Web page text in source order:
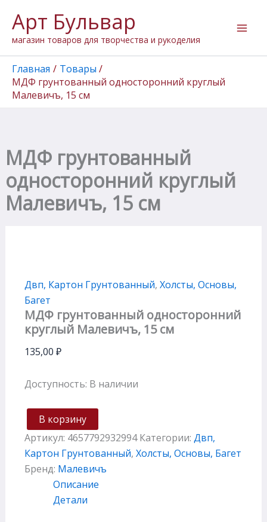
содержимому
Арт Бульвар
магазин товаров для творчества и рукоделия
Главная
Товары
МДФ грунтованный односторонний круглый
Малевичъ, 15 см
МДФ грунтованный
односторонний круглый
Малевичъ, 15 см
Двп, Картон Грунтованный, Холсты, Основы,
Багет
МДФ грунтованный односторонний
круглый Малевичъ, 15 см
135,00 ₽
Доступность: В наличии
товара
МДФ
грунтованный
односторонний
круглый
Малевичъ,
15
см
В корзину
Артикул: 4657792932994 Категории: Двп,
Картон Грунтованный, Холсты, Основы, Багет
Бренд: Малевичъ
Описание
Детали